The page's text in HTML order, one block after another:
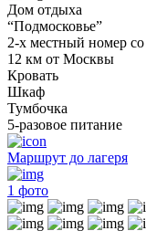
Дом отдыха
“Подмосковье”
2-х местный номер
12 км от Москвы
Кровать
Шкаф
Тумбочка
5-разовое питание
Маршрут до лагеря
1 фото